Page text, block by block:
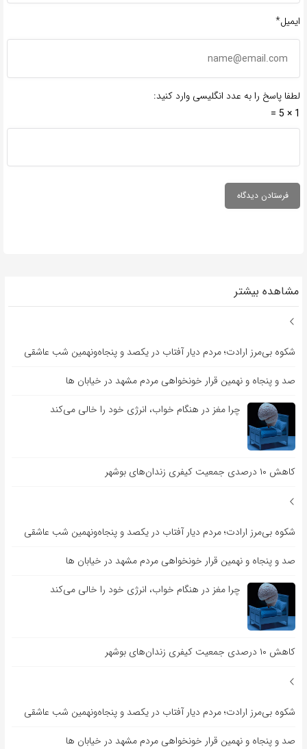
ایمیل*
لطفا پاسخ را به عدد انگلیسی وارد کنید:
1 × 5 =
مشاهده بیشتر
شکوه بی‌مرز ارادت؛ مردم دیار آفتاب در یکصد و پنجاه‌ونهمین شب عاشقی
صد و پنجاه و نهمین قرار خونخواهی مردم مشهد در خیابان ها
چرا مغز در هنگام خواب، انرژی خود را خالی می‌کند
کاهش ۱۰ درصدی جمعیت کیفری زندان‌های بوشهر
شکوه بی‌مرز ارادت؛ مردم دیار آفتاب در یکصد و پنجاه‌ونهمین شب عاشقی
صد و پنجاه و نهمین قرار خونخواهی مردم مشهد در خیابان ها
چرا مغز در هنگام خواب، انرژی خود را خالی می‌کند
کاهش ۱۰ درصدی جمعیت کیفری زندان‌های بوشهر
شکوه بی‌مرز ارادت؛ مردم دیار آفتاب در یکصد و پنجاه‌ونهمین شب عاشقی
صد و پنجاه و نهمین قرار خونخواهی مردم مشهد در خیابان ها